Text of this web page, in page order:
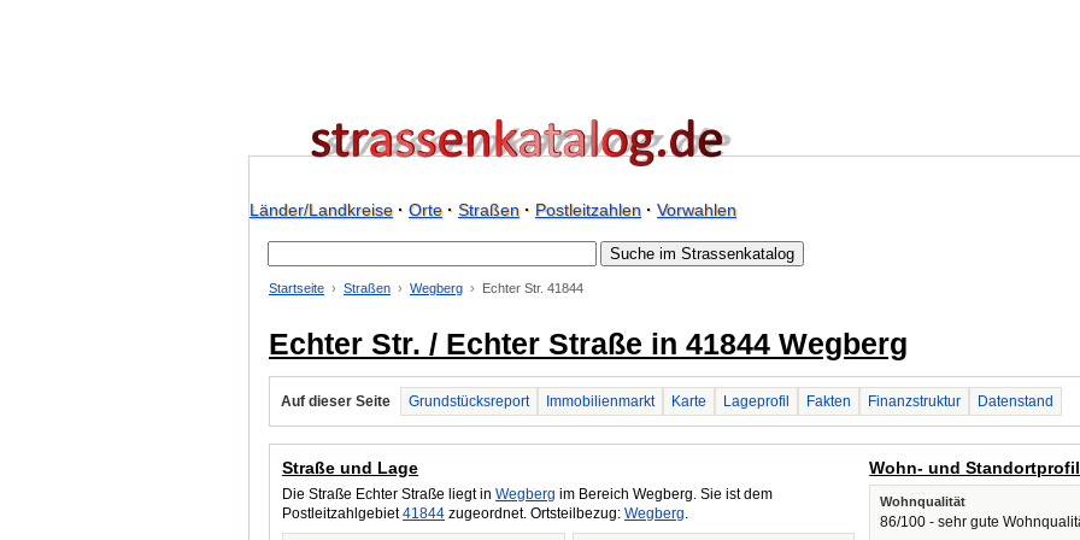
Länder/Landkreise· Orte· Straßen· Postleitzahlen· Vorwahlen
Startseite Straßen Wegberg Echter Str. 41844
Echter Str. / Echter Straße in 41844 Wegberg
Auf dieser Seite Grundstücksreport Immobilienmarkt Karte Lageprofil Fakten Finanzstruktur Datenstand
Straße und Lage
Die Straße Echter Straße liegt in Wegberg im Bereich Wegberg. Sie ist dem
Postleitzahlgebiet41844 zugeordnet. Ortsteilbezug: Wegberg.
Wohn- und Standortprofil
Wohnqualität
86/100 - sehr gute